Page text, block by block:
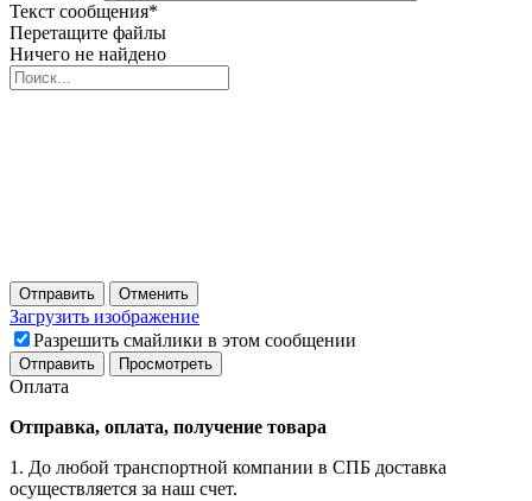
Текст сообщения*
Перетащите файлы
Ничего не найдено
Отправить Отменить
Загрузить изображение
Разрешить смайлики в этом сообщении
Оплата
Отправка, оплата, получение товара
1. До любой транспортной компании в СПБ доставка
осуществляется за наш счет.